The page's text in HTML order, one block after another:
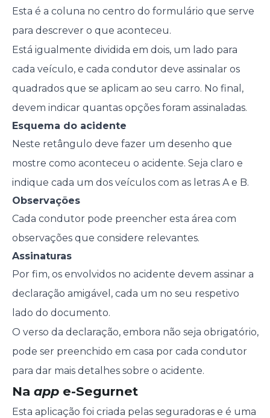
Esta é a coluna no centro do formulário que serve
para descrever o que aconteceu.
Está igualmente dividida em dois, um lado para
cada veículo, e cada condutor deve assinalar os
quadrados que se aplicam ao seu carro. No final,
devem indicar quantas opções foram assinaladas.
Esquema do acidente
Neste retângulo deve fazer um desenho que
mostre como aconteceu o acidente. Seja claro e
indique cada um dos veículos com as letras A e B.
Observações
Cada condutor pode preencher esta área com
observações que considere relevantes.
Assinaturas
Por fim, os envolvidos no acidente devem assinar a
declaração amigável, cada um no seu respetivo
lado do documento.
O verso da declaração, embora não seja obrigatório,
pode ser preenchido em casa por cada condutor
para dar mais detalhes sobre o acidente.
Na appe-Segurnet
Esta aplicação foi criada pelas seguradoras e é uma